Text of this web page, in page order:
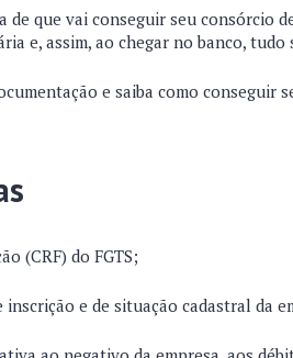
de que vai conseguir seu consórcio
e, assim, ao chegar no banco,
e saiba como conseguir
(CRF) do FGTS;
inscrição e de situação cadastral da